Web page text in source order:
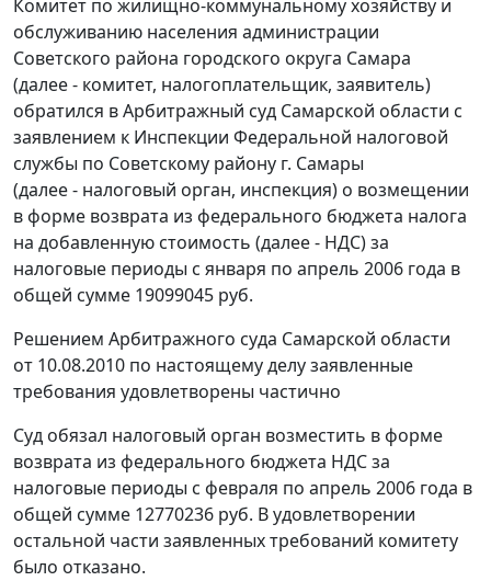
Комитет по жилищно-коммунальному хозяйству и
обслуживанию населения администрации
Советского района городского округа Самара
(далее - комитет, налогоплательщик, заявитель)
обратился в Арбитражный суд Самарской области с
заявлением к Инспекции Федеральной налоговой
службы по Советскому району г. Самары
(далее - налоговый орган, инспекция) о возмещении
в форме возврата из федерального бюджета налога
на добавленную стоимость (далее - НДС) за
налоговые периоды с января по апрель 2006 года в
общей сумме 19099045 руб.
Решением Арбитражного суда Самарской области
от 10.08.2010 по настоящему делу заявленные
требования удовлетворены частично
Суд обязал налоговый орган возместить в форме
возврата из федерального бюджета НДС за
налоговые периоды с февраля по апрель 2006 года в
общей сумме 12770236 руб. В удовлетворении
остальной части заявленных требований комитету
было отказано.